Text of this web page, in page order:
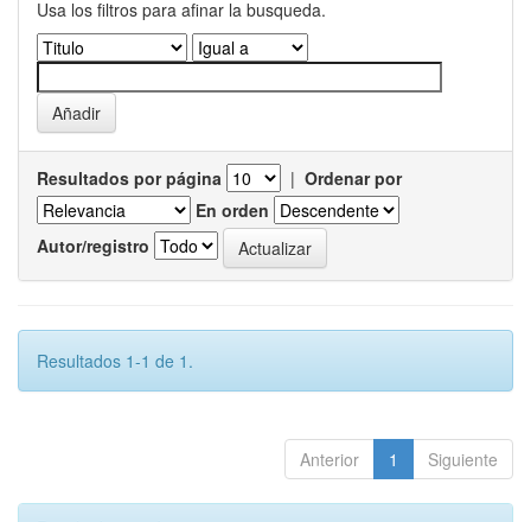
Usa los filtros para afinar la busqueda.
Resultados por página | Ordenar por
En orden
Autor/registro
Resultados 1-1 de 1.
Anterior 1 Siguiente